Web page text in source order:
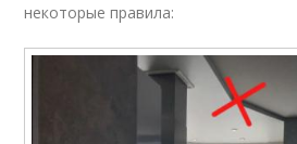
некоторые правила: